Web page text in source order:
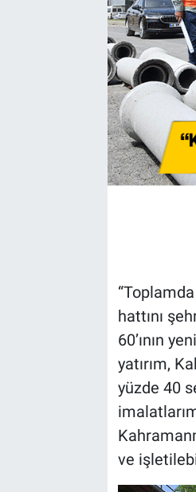
hattını
60’ının
yatırım,
yüzde 40
ve